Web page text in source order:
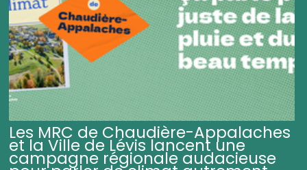
Les MRC de Chaudière-Appalaches
et la Ville de Lévis lancent une
campagne régionale audacieuse